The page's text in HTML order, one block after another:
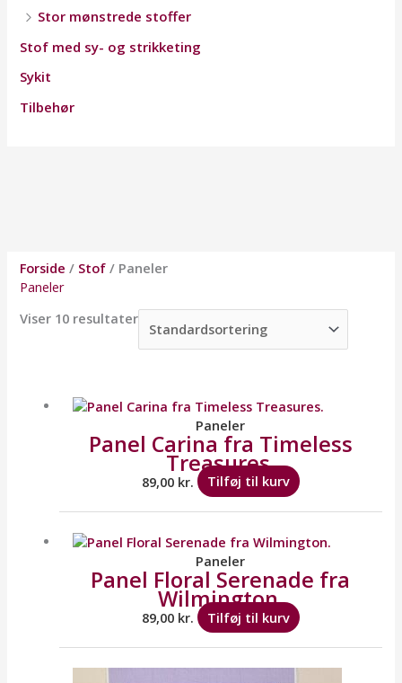
Stor mønstrede stoffer
Stof med sy- og strikketing
Sykit
Tilbehør
Forside / Stof / Paneler
Paneler
Viser 10 resultater
Paneler
Panel Carina fra Timeless
Treasures.
89,00 kr. Tilføj til kurv
Paneler
Panel Floral Serenade fra
Wilmington.
89,00 kr. Tilføj til kurv